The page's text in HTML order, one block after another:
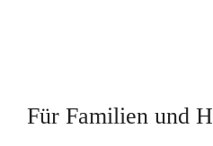
Für Familien und